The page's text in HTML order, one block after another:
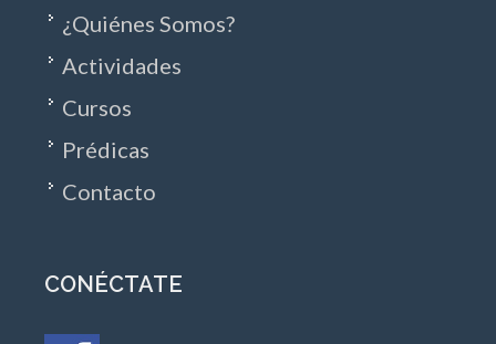
¿Quiénes Somos?
Actividades
Cursos
Prédicas
Contacto
CONÉCTATE